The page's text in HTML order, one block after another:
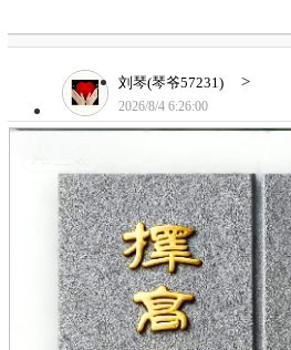
刘琴(琴爷57231) >
2026/8/4 6:26:00